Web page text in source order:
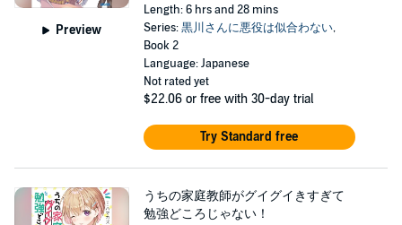
Preview
Length: 6 hrs and 28 mins
Series:黒川さんに悪役は似合わない,
Book 2
Language: Japanese
Not rated yet
$22.06 or free with 30-day trial
Try Standard free
うちの家庭教師がグイグイきすぎて
勉強どころじゃない！